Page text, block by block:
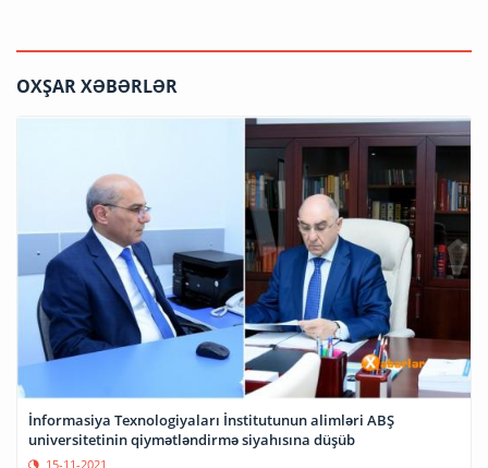
OXŞAR XƏBƏRLƏR
İnformasiya Texnologiyaları İnstitutunun alimləri ABŞ
universitetinin qiymətləndirmə siyahısına düşüb
15-11-2021